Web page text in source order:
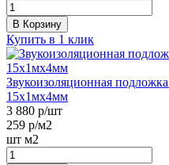
В Корзину
Купить в 1 клик
Звукоизоляционная
15х1мх4мм
3 880 р/шт
259 р/м2
шт м2